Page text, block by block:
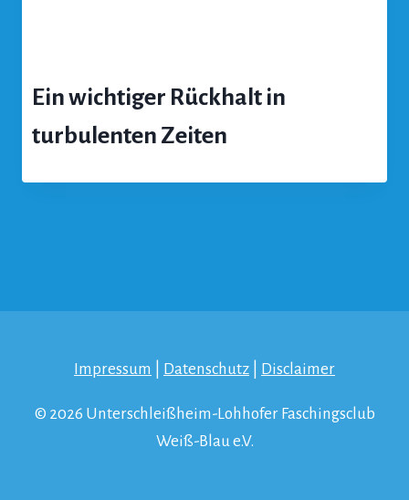
Ein wichtiger Rückhalt in
turbulenten Zeiten
Impressum Datenschutz Disclaimer
© 2026 Unterschleißheim-Lohhofer Faschingsclub
Weiß-Blau e.V.